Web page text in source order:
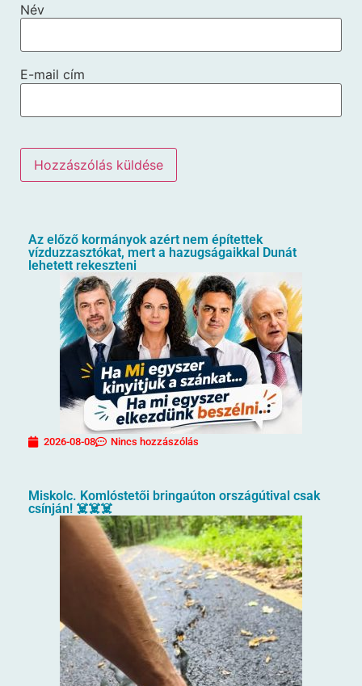
Név
E-mail cím
Az előző kormányok azért nem építettek
vízduzzasztókat, mert a hazugságaikkal Dunát
lehetett rekeszteni
2026-08-08 Nincs hozzászólás
Miskolc. Komlóstetői bringaúton országútival csak
csínján! ☠️☠️☠️